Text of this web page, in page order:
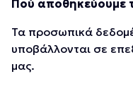
Πού αποθηκεύουμε
Τα προσωπικά
υποβάλλονται σε
μας.